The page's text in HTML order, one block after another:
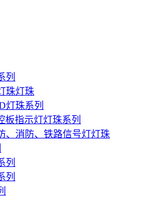
列
珠灯珠
灯珠系列
板指示灯灯珠系列
、消防、铁路信号灯灯珠
列
列